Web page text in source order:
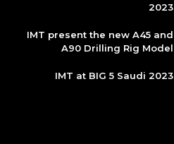
2023
IMT present the new A45 and
A90 Drilling Rig Model
IMT at BIG 5 Saudi 2023